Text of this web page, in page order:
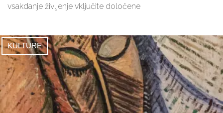
vsakdanje življenje vključite določene
KULTURE